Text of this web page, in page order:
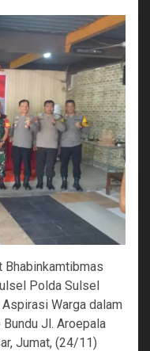
Bhabinkamtibmas
Polda Sulsel
Warga dalam
Jl. Aroepala
Jumat, (24/11)